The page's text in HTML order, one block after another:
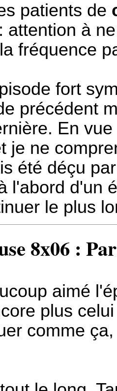
patients de
attention à
fréquence
fort
précédent
En
je ne
été déçu
l'abord d'un
le plus
8x06 :
aimé
plus
comme